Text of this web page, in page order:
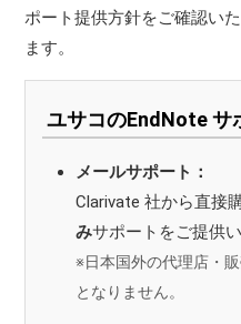
ポート提供方針をご確認い
ます。
ユサコのEndNote サ
メールサポート：
Clarivate 社から直接
みサポートをご提供い
※日本国外の代理店・
となりません。